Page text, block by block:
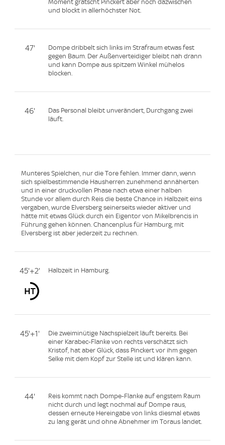
Moment grätscht Pinckert aber noch dazwischen
und blockt in allerhöchster Not.
47'
Dompe dribbelt sich links im Strafraum etwas fest
gegen Baum. Der Außenverteidiger bleibt nah drann
und kann Dompe aus spitzem Winkel mühelos
blocken.
46'
Das Personal bleibt unverändert, Durchgang zwei
läuft.
Munteres Spielchen, nur die Tore fehlen. Immer dann, wenn
sich spielbestimmende Hausherren zunehmend annäherten
und in einer druckvollen Phase nach etwa einer halben
Stunde vor allem durch Reis die beste Chance in Halbzeit eins
vergaben, wurde Elversberg seinerseits wieder aktiver und
hätte mit etwas Glück durch ein Eigentor von Mikelbrencis in
Führung gehen können. Chancenplus für Hamburg, mit
Elversberg ist aber jederzeit zu rechnen.
45'+2' Halbzeit in Hamburg.
45'+1'
Die zweiminütige Nachspielzeit läuft bereits. Bei
einer Karabec-Flanke von rechts verschätzt sich
Kristof, hat aber Glück, dass Pinckert vor ihm gegen
Selke mit dem Kopf zur Stelle ist und klären kann.
44'
Reis kommt nach Dompe-Flanke auf engstem Raum
nicht durch und legt nochmal auf Dompe raus,
dessen erneute Hereingabe von links diesmal etwas
zu lang gerät und ohne Abnehmer im Toraus landet.